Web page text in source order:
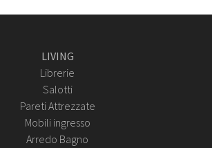
LIVING
Librerie
Salotti
Pareti Attrezzate
Mobili ingresso
Arredo Bagno